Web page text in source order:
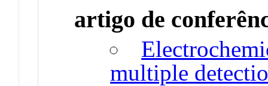
artigo de
multiple